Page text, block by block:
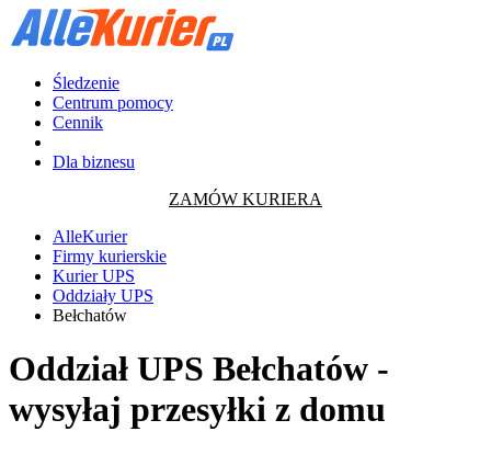
Śledzenie
Centrum pomocy
Cennik
Dla biznesu
ZAMÓW KURIERA
AlleKurier
Firmy kurierskie
Kurier UPS
Oddziały UPS
Bełchatów
Oddział UPS Bełchatów -
wysyłaj przesyłki z domu